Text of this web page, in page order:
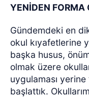
YENİDEN FORMA
Gündemdeki en
okul kıyafetlerine
başka husus,
olmak üzere
uygulaması
başlattık.